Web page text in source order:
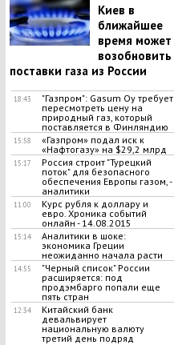
Киев в
ближайшее
время может
возобновить
поставки газа из России
18:43
"Газпром": Gasum Oy требует
пересмотреть цену на
природный газ, который
поставляется в Финляндию
15:58
«Газпром» подал иск к
«Нафтогазу» на $29,2 млрд
15:17
Россия строит "Турецкий
поток" для безопасного
обеспечения Европы газом, -
аналитики
11:00
Курс рубля к доллару и
евро. Хроника событий
онлайн - 14.08.2015
15:14
Аналитики в шоке:
экономика Греции
неожиданно начала расти
14:55
"Черный список" России
расширяется: под
продэмбарго попали еще
пять стран
12:34
Китайский банк
девальвирует
национальную валюту
третий день подряд